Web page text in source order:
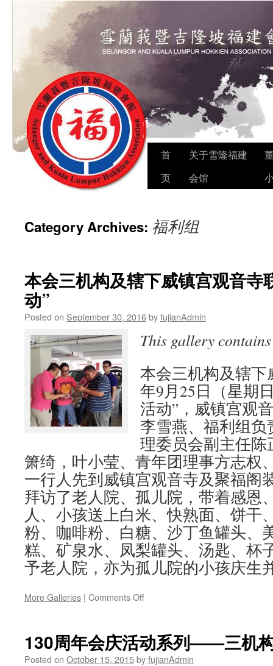
Skip
首
页
关于雪隆福建
会馆
Category Archives: 福利组
本会三机构及辖下威镇宫观音寺
动”
Posted on September 30, 2016byfujianAdmin
This gallery
本会三机构及辖下
年9月25日（星期
活动”，威镇宫观
李雪燕、福利组
理委员会副主任
箫绮，叶小莹、青年团理事方志权
一行人先到威镇宫观音寺及聚福阁
拜访了老人院、孤儿院，带着感恩
人、小孩送上白米、快熟面、饼干
粉、咖啡粉、白糖、沙丁鱼罐头、
糕、矿泉水、凤梨罐头、汤匙、杯
予老人院，亦为孤儿院的小孩庆生
More Galleries | Comments Offon
三
机
构
130周年会庆活动系列——三机
Posted on October 15, 2015byfujianAdmin